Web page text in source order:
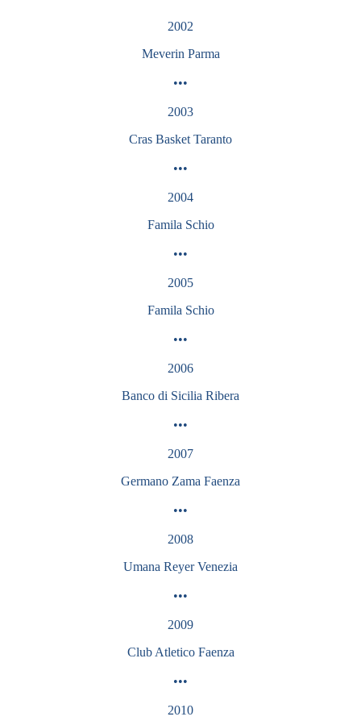
2002
Meverin Parma
•••
2003
Cras Basket Taranto
•••
2004
Famila Schio
•••
2005
Famila Schio
•••
2006
Banco di Sicilia Ribera
•••
2007
Germano Zama Faenza
•••
2008
Umana Reyer Venezia
•••
2009
Club Atletico Faenza
•••
2010